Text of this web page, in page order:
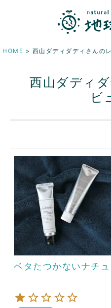
HOME 西山ダディダディさんの
西山ダディ
ビ
ベタたつかないナチ